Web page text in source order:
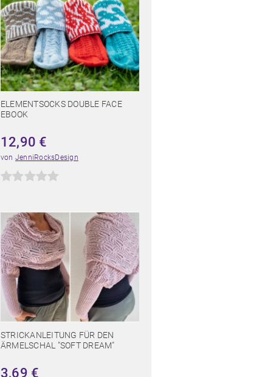
ELEMENTSOCKS DOUBLE FACE
EBOOK
12,90 €
von JenniRocksDesign
STRICKANLEITUNG FÜR DEN
ÄRMELSCHAL "SOFT DREAM"
3,69 €